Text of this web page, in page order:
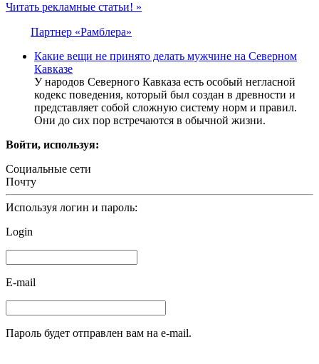
Читать рекламные статьи! »
Партнер «Рамблера»
Какие вещи не принято делать мужчине на Северном
Кавказе
У народов Северного Кавказа есть особый негласной
кодекс поведения, который был создан в древности и
представляет собой сложную систему норм и правил.
Они до сих пор встречаются в обычной жизни.
Войти, используя:
Социальные сети
Почту
Используя логин и пароль:
Login
E-mail
Пароль будет отправлен вам на e-mail.